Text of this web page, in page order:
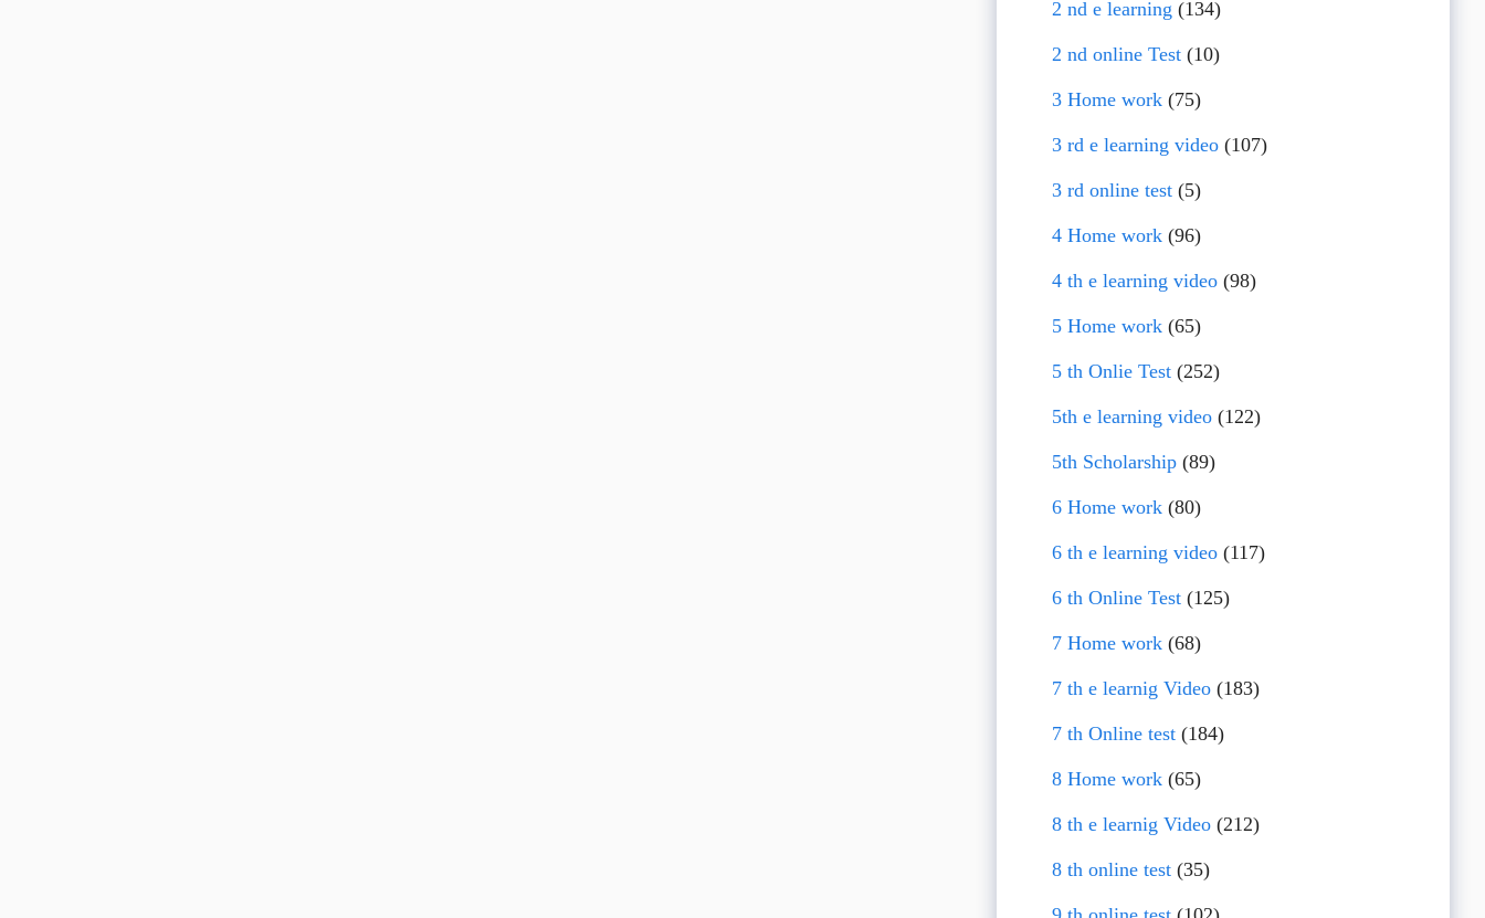
2 nd e learning (134)
2 nd online Test(10)
3 Home work(75)
3 rd e learning video(107)
3 rd online test(5)
4 Home work(96)
4 th e learning video(98)
5 Home work(65)
5 th Onlie Test(252)
5th e learning video(122)
5th Scholarship(89)
6 Home work(80)
6 th e learning video(117)
6 th Online Test(125)
7 Home work(68)
7 th e learnig Video(183)
7 th Online test(184)
8 Home work(65)
8 th e learnig Video(212)
8 th online test(35)